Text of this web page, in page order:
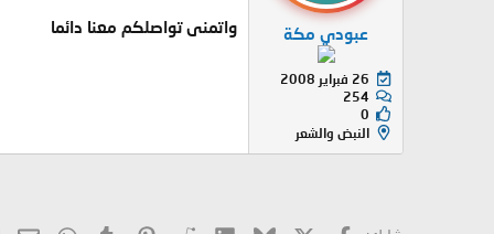
عبودي مكة
26 فبراير 2008
254
0
النبض والشعر
واتمنى تواصلكم معنا دائما